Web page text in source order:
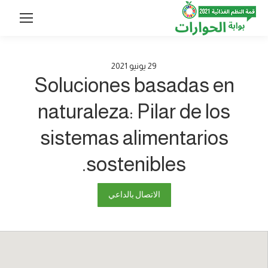
29 يونيو 2021
Soluciones basadas en
naturaleza: Pilar de los
sistemas alimentarios
sostenibles.
الاتصال بالداعي